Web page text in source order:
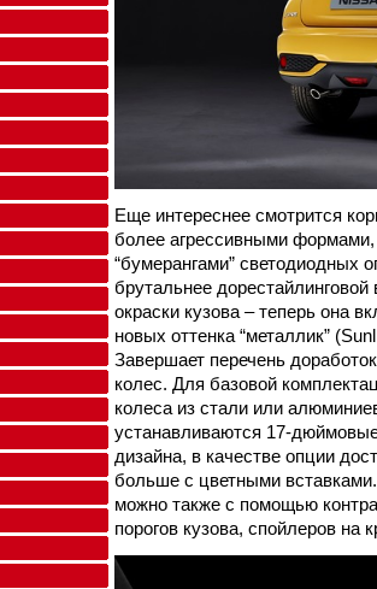
Еще интереснее смотрится
более агрессивными
“бумерангами” светодиодных
брутальнее
окраски кузова – теперь она
новых оттенка “металлик”
Завершает перечень
колес. Для базовой
колеса из стали или
устанавливаются 17-
дизайна, в качестве опции
больше с цветными
можно также с помощью
порогов кузова, спойлеров на